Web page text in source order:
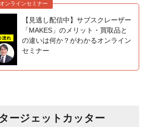
ンラインセミナー
【見逃し配信中】サブスクレーザー
「MAKES」のメリット・買取品と
の違いは何か？がわかるオンライン
セミナー
ージェットカッター